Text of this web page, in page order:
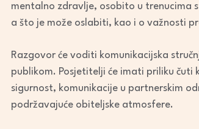
mentalno zdravlje, osobito u trenucima
a što je može oslabiti, kao i o važnosti
Razgovor će voditi komunikacijska
publikom. Posjetitelji će imati priliku
sigurnost, komunikacije u partnerskim
podržavajuće obiteljske atmosfere.